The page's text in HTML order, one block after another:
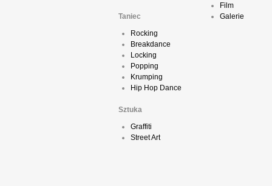
Taniec
Rocking
Breakdance
Locking
Popping
Krumping
Hip Hop Dance
Sztuka
Graffiti
Street Art
Film
Galerie